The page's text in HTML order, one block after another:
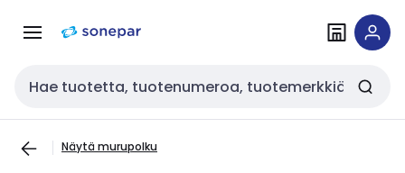
navigointiinsisältöön
Haku
Näytä murupolku